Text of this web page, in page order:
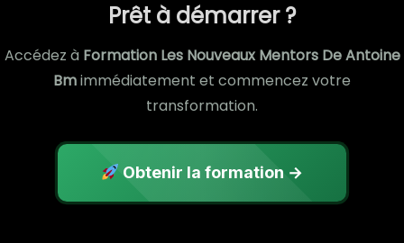
Prêt à démarrer ?
Accédez à Formation Les Nouveaux Mentors De Antoine
Bmimmédiatement et commencez votre
transformation.
Obtenir la formation →